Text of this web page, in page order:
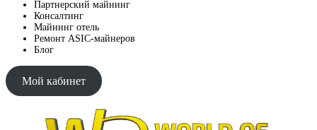
Партнерский майнинг
Консалтинг
Майнинг отель
Ремонт ASIC-майнеров
Блог
Мой кабинет